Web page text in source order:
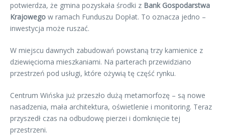
potwierdza, że gmina pozyskała środki z Bank Gospodarstwa
Krajowego w ramach Funduszu Dopłat. To oznacza jedno –
inwestycja może ruszać.
W miejscu dawnych zabudowań powstaną trzy kamienice z
dziewięcioma mieszkaniami. Na parterach przewidziano
przestrzeń pod usługi, które ożywią tę część rynku.
Centrum Wińska już przeszło dużą metamorfozę – są nowe
nasadzenia, mała architektura, oświetlenie i monitoring. Teraz
przyszedł czas na odbudowę pierzei i domknięcie tej
przestrzeni.